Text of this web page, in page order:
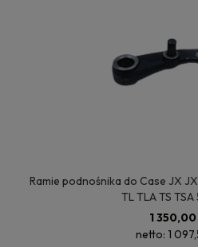
Ramie podnośnika do Case JX
TL TLA TS TSA
1 350,00
netto: 1